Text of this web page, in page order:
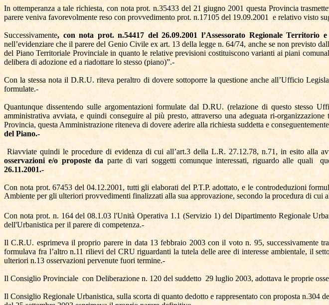
In ottemperanza a tale richiesta, con nota prot. n.35433 del 21 giugno 2001 questa Provincia
parere veniva favorevolmente reso con provvedimento prot. n.17105 del 19.09.2001
e relativo visto
Successivamente, con nota prot. n.54417 del 26.09.2001 l’Assessorato Regionale
nell’evidenziare che il parere del Genio Civile ex art. 13 della legge n. 64/74, anche se non previsto
del Piano Territoriale Provinciale in quanto le relative previsioni costituiscono varianti ai piani
delibera di adozione ed a riadottare lo stesso (piano)”.-
Con la stessa nota il D.R.U. riteva peraltro di dovere sottoporre la questione anche all’Ufficio
formulate.-
Quantunque dissentendo sulle argomentazioni formulate dal D.RU. (relazione di questo stesso
amministrativa avviata, e quindi conseguire al più presto, attraverso una adeguata ri-
Provincia, questa Amministrazione riteneva di dovere aderire alla richiesta suddetta e
del Piano.-
Riavviate quindi le procedure di evidenza di cui all’art.3 della L.R. 27.12.78, n.71, in esito alla
osservazioni e/o proposte da parte di vari soggetti comunque interessati, riguardo alle quali
26.11.2001.-
Con nota prot. 67453 del 04.12.2001, tutti gli elaborati del P.T.P. adottato, e le controdeduzioni
Ambiente per gli ulteriori provvedimenti finalizzati alla sua approvazione, secondo la procedura di cui
Con nota prot. n. 164 del 08.1.03 l'Unità Operativa 1.1 (Servizio 1) del Dipartimento Regionale
dell'Urbanistica per il parere di competenza.-
Il C.R.U. esprimeva il proprio parere in data 13 febbraio 2003 con il voto n. 95, successivamente
formulava fra l’altro n.11 rilievi del CRU riguardanti la tutela delle aree di interesse ambientale, il
ulteriori n.13 osservazioni pervenute fuori termine.-
Il Consiglio Provinciale con Deliberazione n. 120 del suddetto 29 luglio 2003, adottava le proprie
Il Consiglio Regionale Urbanistica, sulla scorta di quanto dedotto e rappresentato con proposta